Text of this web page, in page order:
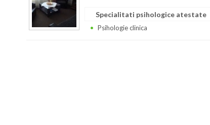
Specialitati psihologice atestate
Psihologie clinica